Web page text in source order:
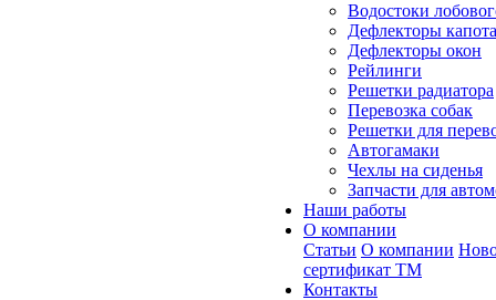
Водостоки
Дефлекторы капота
Дефлекторы окон
Рейлинги
Решетки радиатора
Перевозка собак
Решетки для
Автогамаки
Чехлы на сиденья
Запчасти для
Наши работы
О компании
Статьи О компании
сертификат ТМ
Контакты